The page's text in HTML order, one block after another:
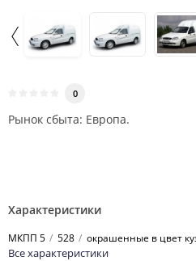
0
Рынок сбыта: Европа.
Характеристики
МКПП 5 528 окрашенные в цвет
Все характеристики